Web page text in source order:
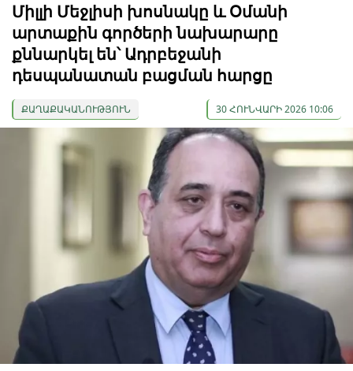
Միլլի Մեջլիսի խոսնակը և Օմանի
արտաքին գործերի նախարարը
քննարկել են՝ Ադրբեջանի
դեսպանատան բացման հարցը
ՔԱՂԱՔԱԿԱՆՈՒԹՅՈՒՆ 30 ՀՈՒՆՎԱՐԻ 2026 10:06